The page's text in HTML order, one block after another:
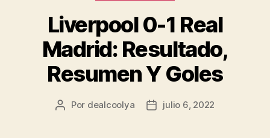
Liverpool 0-1 Real
Madrid: Resultado,
Resumen Y Goles
Autor
Por dealcoolya
Fechajulio 6, 2022